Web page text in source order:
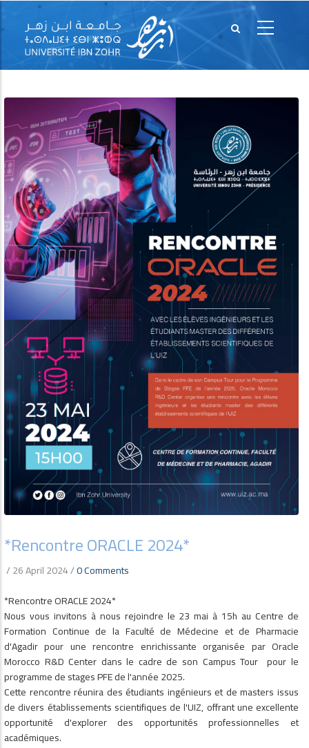
*Rencontre ORACLE 2024*
/26 April 2024/0 Comments
*Rencontre ORACLE 2024*
Nous vous invitons à nous rejoindre le 23 mai à 15h au Centre de
Formation Continue de la Faculté de Médecine et de Pharmacie
d'Agadir pour une rencontre enrichissante organisée par Oracle
Morocco R&D Center dans le cadre de son Campus Tour pour le
programme de stages PFE de l'année 2025.
Cette rencontre réunira des étudiants ingénieurs et de masters issus
de divers établissements scientifiques de l'UIZ, offrant une excellente
opportunité d'explorer des opportunités professionnelles et
académiques.